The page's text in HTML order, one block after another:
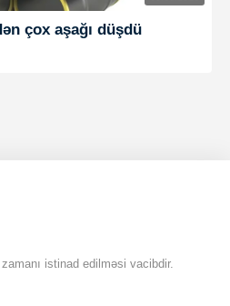
çox aşağı düşdü
istinad edilməsi vacibdir.